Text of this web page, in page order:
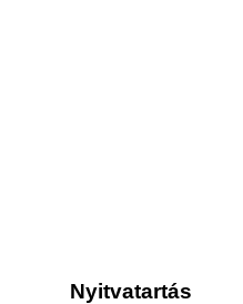
Nyitvatartás